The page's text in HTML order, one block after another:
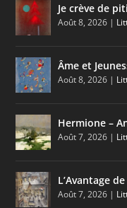
Je crève de
Août 8, 2026 |
Âme et
Août 8, 2026 |
Hermione –
Août 7, 2026 |
L’Avantage
Août 7, 2026 |